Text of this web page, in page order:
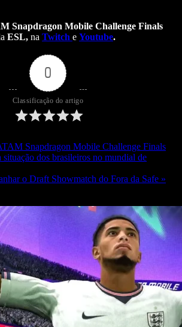
Snapdragon Mobile Challenge Finals
ESL, na Twitch e Youtube.
0
Classificação do artigo
Snapdragon Mobile Challenge Finals
dos brasileiros no mundial de
o Draft Showmatch do Fora da Safe »